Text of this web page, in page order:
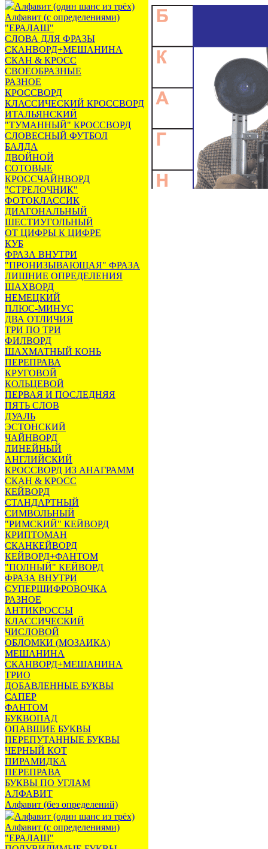
Алфавит (один шанс из трёх)
Алфавит (с определениями)
"ЕРАЛАШ"
СЛОВА ДЛЯ ФРАЗЫ
СКАНВОРД+МЕШАНИНА
СКАН & КРОСС
СВОЕОБРАЗНЫЕ
РАЗНОЕ
КРОССВОРД
КЛАССИЧЕСКИЙ КРОССВОРД
ИТАЛЬЯНСКИЙ
"ТУМАННЫЙ" КРОССВОРД
СЛОВЕСНЫЙ ФУТБОЛ
БАЛДА
ДВОЙНОЙ
СОТОВЫЕ
КРОССЧАЙНВОРД
"СТРЕЛОЧНИК"
ФОТОКЛАССИК
ДИАГОНАЛЬНЫЙ
ШЕСТИУГОЛЬНЫЙ
ОТ ЦИФРЫ К ЦИФРЕ
КУБ
ФРАЗА ВНУТРИ
"ПРОНИЗЫВАЮЩАЯ" ФРАЗА
ЛИШНИЕ ОПРЕДЕЛЕНИЯ
ШАХВОРД
НЕМЕЦКИЙ
ПЛЮС-МИНУС
ДВА ОТЛИЧИЯ
ТРИ ПО ТРИ
ФИЛВОРД
ШАХМАТНЫЙ КОНЬ
ПЕРЕПРАВА
КРУГОВОЙ
КОЛЬЦЕВОЙ
ПЕРВАЯ И ПОСЛЕДНЯЯ
ПЯТЬ СЛОВ
ДУАЛЬ
ЭСТОНСКИЙ
ЧАЙНВОРД
ЛИНЕЙНЫЙ
АНГЛИЙСКИЙ
КРОССВОРД ИЗ АНАГРАММ
СКАН & КРОСС
КЕЙВОРД
СТАНДАРТНЫЙ
СИМВОЛЬНЫЙ
"РИМСКИЙ" КЕЙВОРД
КРИПТОМАН
СКАНКЕЙВОРД
КЕЙВОРД+ФАНТОМ
"ПОЛНЫЙ" КЕЙВОРД
ФРАЗА ВНУТРИ
СУПЕРШИФРОВОЧКА
РАЗНОЕ
АНТИКРОССЫ
КЛАССИЧЕСКИЙ
ЧИСЛОВОЙ
ОБЛОМКИ (МОЗАИКА)
МЕШАНИНА
СКАНВОРД+МЕШАНИНА
ТРИО
ДОБАВЛЕННЫЕ БУКВЫ
САПЕР
ФАНТОМ
БУКВОПАД
ОПАВШИЕ БУКВЫ
ПЕРЕПУТАННЫЕ БУКВЫ
ЧЕРНЫЙ КОТ
ПИРАМИДКА
ПЕРЕПРАВА
БУКВЫ ПО УГЛАМ
АЛФАВИТ
Алфавит (без определений)
Алфавит (один шанс из трёх)
Алфавит (с определениями)
"ЕРАЛАШ"